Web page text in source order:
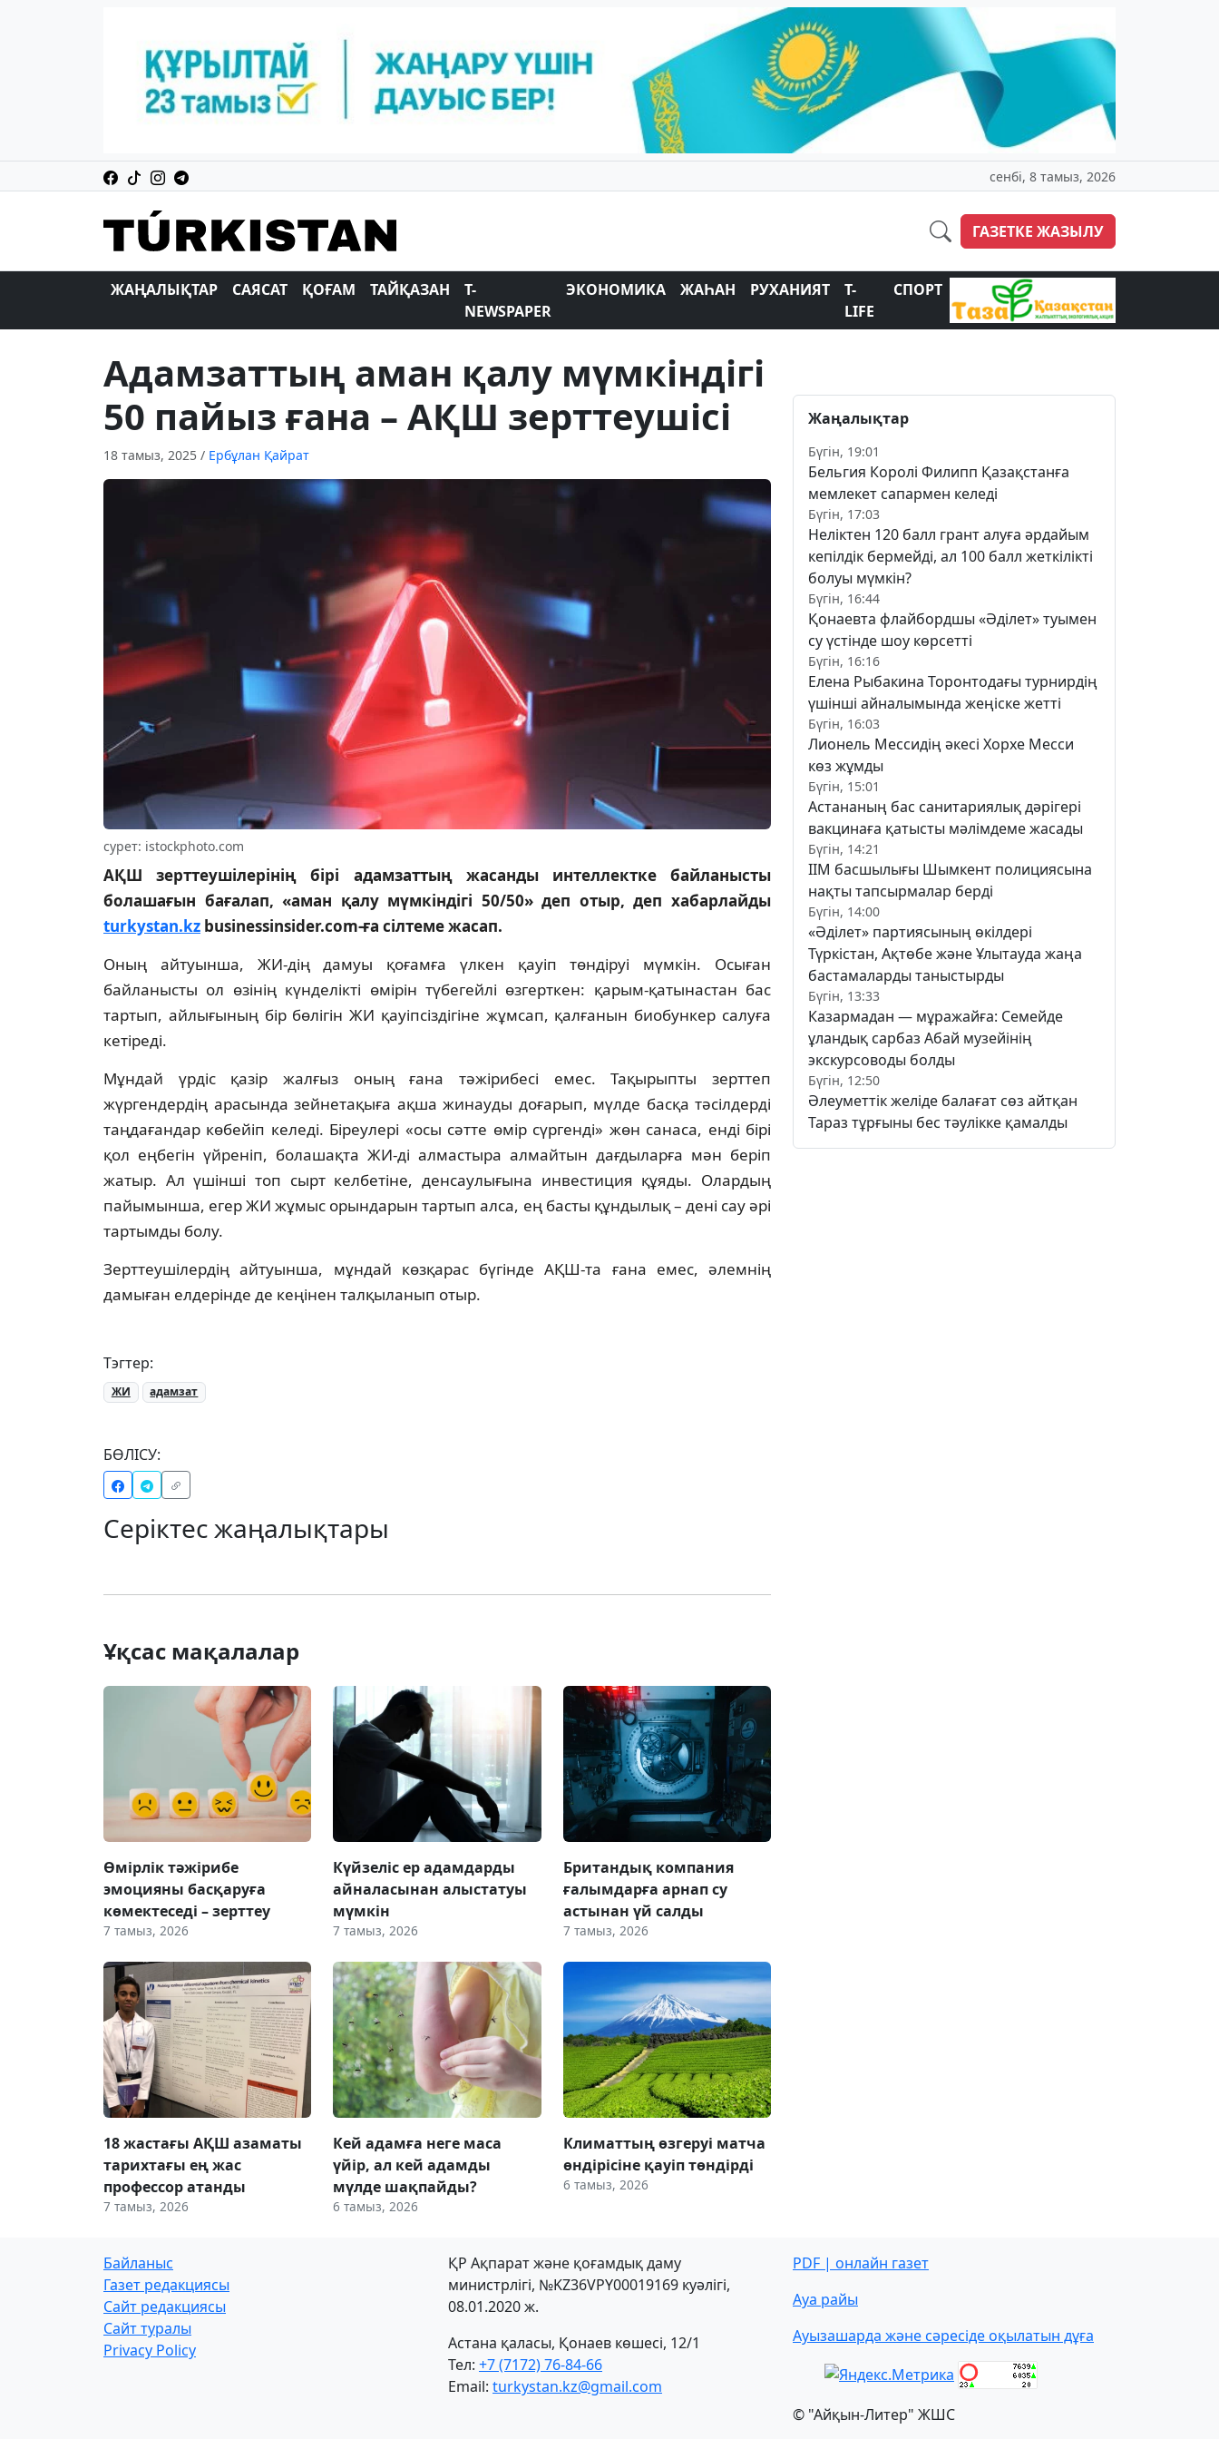
сенбі, 8 тамыз, 2026
ГАЗЕТКЕ ЖАЗЫЛУ
ЖАҢАЛЫҚТАР САЯСАТ ҚОҒАМ ТАЙҚАЗАН
T-
NEWSPAPER
ЭКОНОМИКА ЖАҺАН РУХАНИЯТ
T-
LIFE
СПОРТ
Адамзаттың аман қалу мүмкіндігі
50 пайыз ғана – АҚШ зерттеушісі
18 тамыз, 2025 / Ербұлан Қайрат
сурет: istockphoto.com
АҚШ зерттеушілерінің бірі адамзаттың жасанды интеллектке байланысты
болашағын бағалап, «аман қалу мүмкіндігі 50/50» деп отыр, деп хабарлайды
turkystan.kz businessinsider.com-ға сілтеме жасап.
Оның айтуынша, ЖИ-дің дамуы қоғамға үлкен қауіп төндіруі мүмкін. Осыған
байланысты ол өзінің күнделікті өмірін түбегейлі өзгерткен: қарым-қатынастан бас
тартып, айлығының бір бөлігін ЖИ қауіпсіздігіне жұмсап, қалғанын биобункер салуға
кетіреді.
Мұндай үрдіс қазір жалғыз оның ғана тәжірибесі емес. Тақырыпты зерттеп
жүргендердің арасында зейнетақыға ақша жинауды доғарып, мүлде басқа тәсілдерді
таңдағандар көбейіп келеді. Біреулері «осы сәтте өмір сүргенді» жөн санаса, енді бірі
қол еңбегін үйреніп, болашақта ЖИ-ді алмастыра алмайтын дағдыларға мән беріп
жатыр. Ал үшінші топ сырт келбетіне, денсаулығына инвестиция құяды. Олардың
пайымынша, егер ЖИ жұмыс орындарын тартып алса, ең басты құндылық – дені сау әрі
тартымды болу.
Зерттеушілердің айтуынша, мұндай көзқарас бүгінде АҚШ-та ғана емес, әлемнің
дамыған елдерінде де кеңінен талқыланып отыр.
Тэгтер:
ЖИ адамзат
БӨЛІСУ:
Серіктес жаңалықтары
Ұқсас мақалалар
Өмірлік тәжірибе
эмоцияны басқаруға
көмектеседі – зерттеу
7 тамыз, 2026
Күйзеліс ер адамдарды
айналасынан алыстатуы
мүмкін
7 тамыз, 2026
Британдық компания
ғалымдарға арнап су
астынан үй салды
7 тамыз, 2026
18 жастағы АҚШ азаматы
тарихтағы ең жас
профессор атанды
7 тамыз, 2026
Кей адамға неге маса
үйір, ал кей адамды
мүлде шақпайды?
6 тамыз, 2026
Климаттың өзгеруі матча
өндірісіне қауіп төндірді
6 тамыз, 2026
Жаңалықтар
Бүгін, 19:01
Бельгия Королі Филипп Қазақстанға
мемлекет сапармен келеді
Бүгін, 17:03
Неліктен 120 балл грант алуға әрдайым
кепілдік бермейді, ал 100 балл жеткілікті
болуы мүмкін?
Бүгін, 16:44
Қонаевта флайбордшы «Әділет» туымен
су үстінде шоу көрсетті
Бүгін, 16:16
Елена Рыбакина Торонтодағы турнирдің
үшінші айналымында жеңіске жетті
Бүгін, 16:03
Лионель Мессидің әкесі Хорхе Месси
көз жұмды
Бүгін, 15:01
Астананың бас санитариялық дәрігері
вакцинаға қатысты мәлімдеме жасады
Бүгін, 14:21
ІІМ басшылығы Шымкент полициясына
нақты тапсырмалар берді
Бүгін, 14:00
«Әділет» партиясының өкілдері
Түркістан, Ақтөбе және Ұлытауда жаңа
бастамаларды таныстырды
Бүгін, 13:33
Казармадан — мұражайға: Семейде
ұландық сарбаз Абай музейінің
экскурсоводы болды
Бүгін, 12:50
Әлеуметтік желіде балағат сөз айтқан
Тараз тұрғыны бес тәулікке қамалды
Байланыс
Газет редакциясы
Сайт редакциясы
Сайт туралы
Privacy Policy
ҚР Ақпарат және қоғамдық даму
министрлігі, №KZ36VPY00019169 куәлігі,
08.01.2020 ж.
Астана қаласы, Қонаев көшесі, 12/1
Тел: +7 (7172) 76-84-66
Email: turkystan.kz@gmail.com
PDF | онлайн газет
Ауа райы
Ауызашарда және сәресіде оқылатын дұға
© "Айқын-Литер" ЖШС